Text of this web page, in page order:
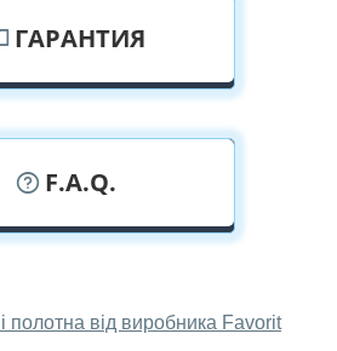
ГАРАНТИЯ
F.A.Q.
наживо?
полотна від виробника Favorit